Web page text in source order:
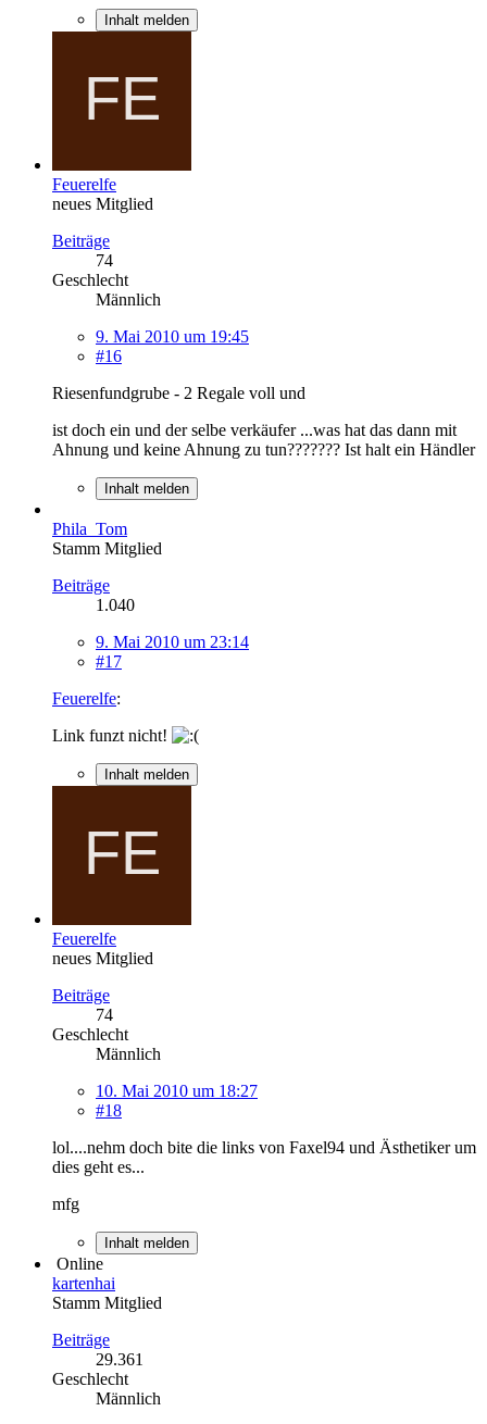
Inhalt melden
Feuerelfe
neues Mitglied
Beiträge
74
Geschlecht
Männlich
9. Mai 2010 um 19:45
#16
Riesenfundgrube - 2 Regale voll und
ist doch ein und der selbe verkäufer ...was hat das dann mit
Ahnung und keine Ahnung zu tun??????? Ist halt ein Händler
Inhalt melden
Phila_Tom
Stamm Mitglied
Beiträge
1.040
9. Mai 2010 um 23:14
#17
Feuerelfe:
Link funzt nicht!
Inhalt melden
Feuerelfe
neues Mitglied
Beiträge
74
Geschlecht
Männlich
10. Mai 2010 um 18:27
#18
lol....nehm doch bite die links von Faxel94 und Ästhetiker um
dies geht es...
mfg
Inhalt melden
Online
kartenhai
Stamm Mitglied
Beiträge
29.361
Geschlecht
Männlich